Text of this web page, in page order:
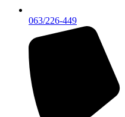
063/226-449